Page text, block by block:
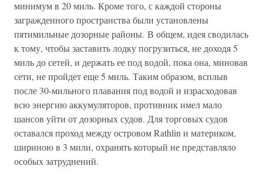
минимум в 20 миль. Кроме того, с каждой стороны
загражденного пространства были установлены
пятимильные дозорные районы. В общем, идея сводилась
к тому, чтобы заставить лодку погрузиться, не доходя 5
миль до сетей, и держать ее под водой, пока она, миновав
сети, не пройдет еще 5 миль. Таким образом, всплыв
после 30-мильного плавания под водой и израсходовав
всю энергию аккумуляторов, противник имел мало
шансов уйти от дозорных судов. Для торговых судов
оставался проход между островом Rathlin и материком,
шириною в 3 мили, охранять который не представляло
особых затруднений.